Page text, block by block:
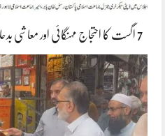
7 اگست کا احتجاج مہنگائی اور معاشی بدحالی سے متاثرہ عوام کی آواز بنے…